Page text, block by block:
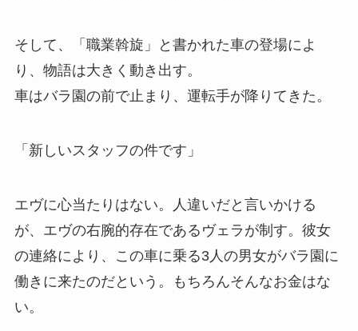
そして、「職業斡旋」と書かれた車の登場によ
り、物語は大きく動き出す。
車はバラ園の前で止まり、運転手が降りてきた。
「新しいスタッフの件です」
エヴに心当たりはない。人違いだと言いかける
が、エヴの右腕的存在であるヴェラが制す。彼女
の連絡により、この車に乗る3人の男女がバラ園に
働きに来たのだという。もちろんそんなお金はな
い。